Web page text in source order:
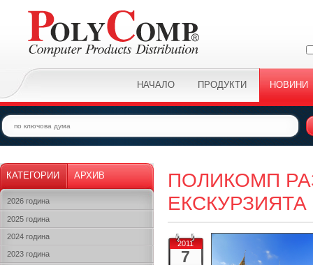
НАЧАЛО ПРОДУКТИ НОВИНИ
КАТЕГОРИИ АРХИВ
2026 година
2025 година
2024 година
2023 година
ПОЛИКОМП
2011
7